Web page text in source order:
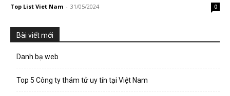
Top List Viet Nam - 31/05/2024 0
Bài viết mới
Danh bạ web
Top 5 Công ty thám tử uy tín tại Việt Nam